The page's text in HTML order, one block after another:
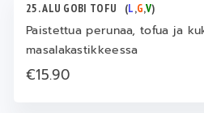
25. ALU GOBI TOFU (L,G,V)
Paistettua perunaa, tofua ja
masalakastikkeessa
€15.90